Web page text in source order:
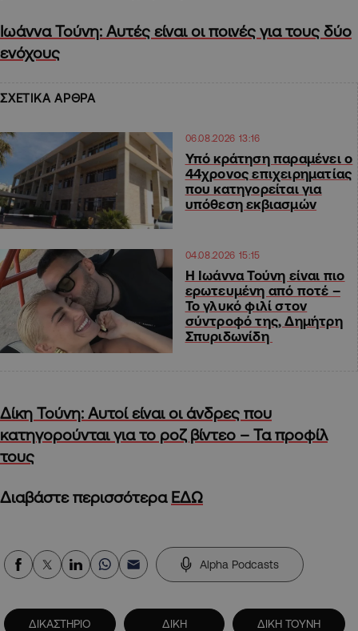
Ιωάννα Τούνη: Αυτές είναι οι ποινές για τους δύο
ενόχους
ΣΧΕΤΙΚΑ ΑΡΘΡΑ
06.08.2026 13:16
Υπό κράτηση παραμένει ο
44χρονος επιχειρηματίας
που κατηγορείται για
υπόθεση εκβιασμών
04.08.2026 15:15
H Ιωάννα Τούνη είναι πιο
ερωτευμένη από ποτέ –
Το γλυκό φιλί στον
σύντροφό της, Δημήτρη
Σπυριδωνίδη
Δίκη Τούνη: Αυτοί είναι οι άνδρες που
κατηγορούνται για το ροζ βίντεο – Τα προφίλ
τους
Διαβάστε περισσότερα ΕΔΩ
Alpha Podcasts
ΔΙΚΑΣΤΗΡΙΟ ΔΙΚΗ ΔΙΚΗ ΤΟΥΝΗ